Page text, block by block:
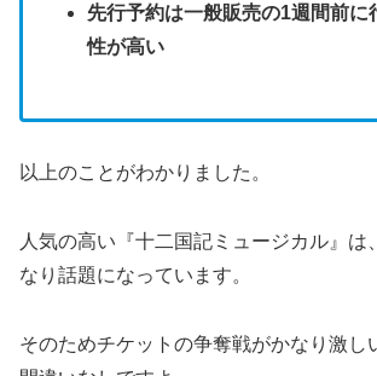
先行予約は一般販売の1週間前に
性が高い
以上のことがわかりました。
人気の高い『十二国記ミュージカル』は
なり話題になっています。
そのためチケットの争奪戦がかなり激し